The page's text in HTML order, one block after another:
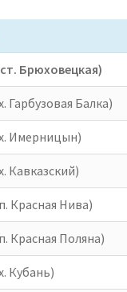
Брюховецкая)
Гарбузовая Балка)
Имерницын)
Кавказский)
Красная Нива)
Красная Поляна)
Кубань)